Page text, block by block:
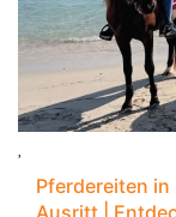
Pferdereiten
Ausritt |